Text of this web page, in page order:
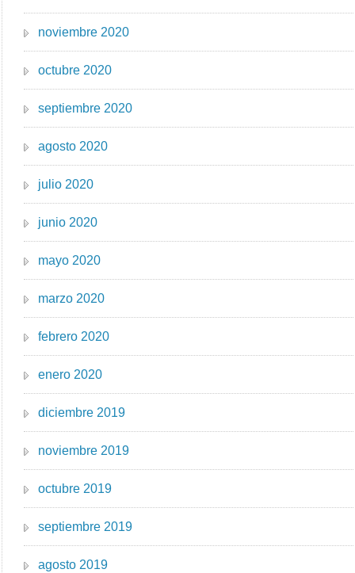
noviembre 2020
octubre 2020
septiembre 2020
agosto 2020
julio 2020
junio 2020
mayo 2020
marzo 2020
febrero 2020
enero 2020
diciembre 2019
noviembre 2019
octubre 2019
septiembre 2019
agosto 2019